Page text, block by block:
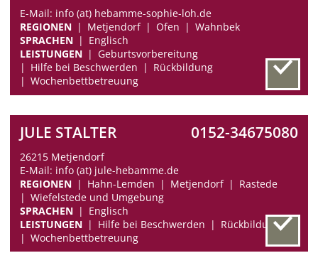
E-Mail: info (at) hebamme-sophie-loh.de
REGIONEN
Metjendorf Ofen
Wahnbek
SPRACHEN
Englisch
LEISTUNGEN
Geburtsvorbereitung
Hilfe bei Beschwerden
Rückbildung
Wochenbettbetreuung
JULE STALTER 0152-34675080
26215 Metjendorf
E-Mail: info (at) jule-hebamme.de
REGIONEN
Hahn-Lemden Metjendorf
Rastede
Wiefelstede und Umgebung
SPRACHEN
Englisch
LEISTUNGEN
Hilfe bei Beschwerden
Rückbildung
Wochenbettbetreuung